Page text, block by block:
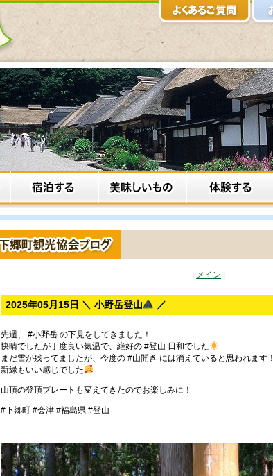
メイン
2025年05月15日 ＼ 小野岳登山 ／
先週、 #小野岳 の下見をしてきました！
快晴でしたが丁度良い気温で、絶好の #登山 日和でした
まだ雪が残ってましたが、今度の #山開き には消えていると思われます！
新緑もいい感じでした
山頂の登頂プレートも変えてきたのでお楽しみに！
#下郷町 #会津 #福島県 #登山